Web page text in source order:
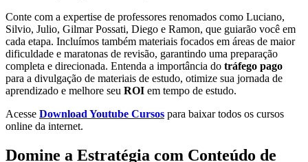
Conte com a expertise de professores renomados como Luciano,
Silvio, Julio, Gilmar Possati, Diego e Ramon, que guiarão você em
cada etapa. Incluímos também materiais focados em áreas de maior
dificuldade e maratonas de revisão, garantindo uma preparação
completa e direcionada. Entenda a importância do tráfego pago
para a divulgação de materiais de estudo, otimize sua jornada de
aprendizado e melhore seu ROI em tempo de estudo.
Acesse Download Youtube Cursos para baixar todos os cursos
online da internet.
Domine a Estratégia com Conteúdo de